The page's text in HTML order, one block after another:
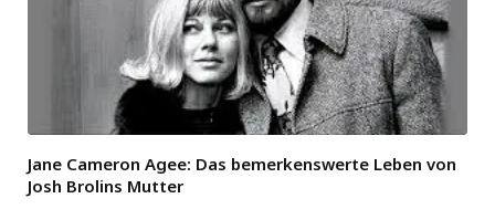
Jane Cameron Agee: Das bemerkenswerte Leben von
Josh Brolins Mutter